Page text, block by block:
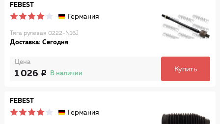
FEBEST
Германия
Тяга рулевая 0222-N16J
Доставка: Сегодня
Цена
1 026 В наличии
Купить
FEBEST
Германия